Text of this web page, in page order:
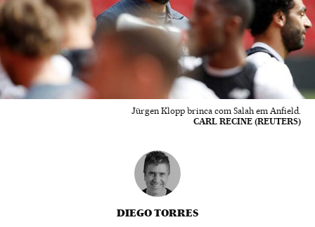
Jürgen Klopp brinca com Salah em Anfield.
CARL RECINE (REUTERS)
DIEGO TORRES